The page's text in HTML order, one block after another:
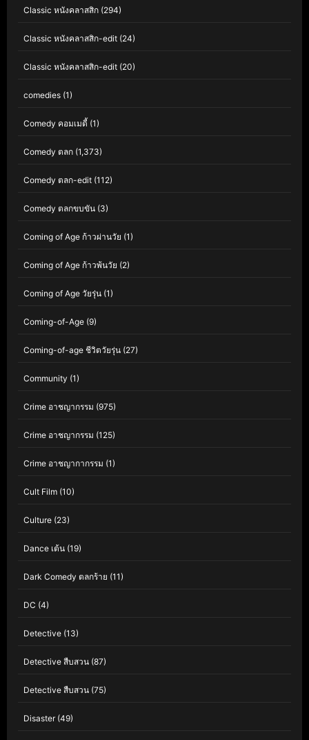
Classic หนังคลาสสิก (294)
Classic หนังคลาสสิก-edit (24)
Classic หนังคลาสสิก-edit (20)
comedies (1)
Comedy คอมเมดี้ (1)
Comedy ตลก (1,373)
Comedy ตลก-edit (112)
Comedy ตลกขบขัน (3)
Coming of Age ก้าวผ่านวัย (1)
Coming of Age ก้าวพ้นวัย (2)
Coming of Age วัยรุ่น (1)
Coming-of-Age (9)
Coming-of-age ชีวิตวัยรุ่น (27)
Community (1)
Crime อาชญากรรม (975)
Crime อาชญากรรม (125)
Crime อาชญากากรรม (1)
Cult Film (10)
Culture (23)
Dance เต้น (19)
Dark Comedy ตลกร้าย (11)
DC (4)
Detective (13)
Detective สืบสวน (87)
Detective สืบสวน (75)
Disaster(49)